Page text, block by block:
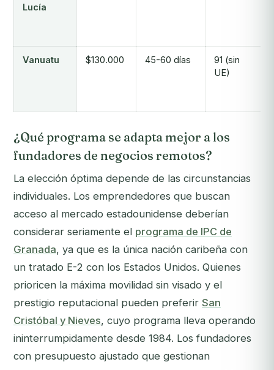
Lucía
Vanuatu $130.000 45-60 días
91 (sin
UE)
¿Qué programa se adapta mejor a los
fundadores de negocios remotos?
La elección óptima depende de las circunstancias
individuales. Los emprendedores que buscan
acceso al mercado estadounidense deberían
considerar seriamente el programa de IPC de
Granada, ya que es la única nación caribeña con
un tratado E-2 con los Estados Unidos. Quienes
prioricen la máxima movilidad sin visado y el
prestigio reputacional pueden preferir San
Cristóbal y Nieves, cuyo programa lleva operando
ininterrumpidamente desde 1984. Los fundadores
con presupuesto ajustado que gestionan